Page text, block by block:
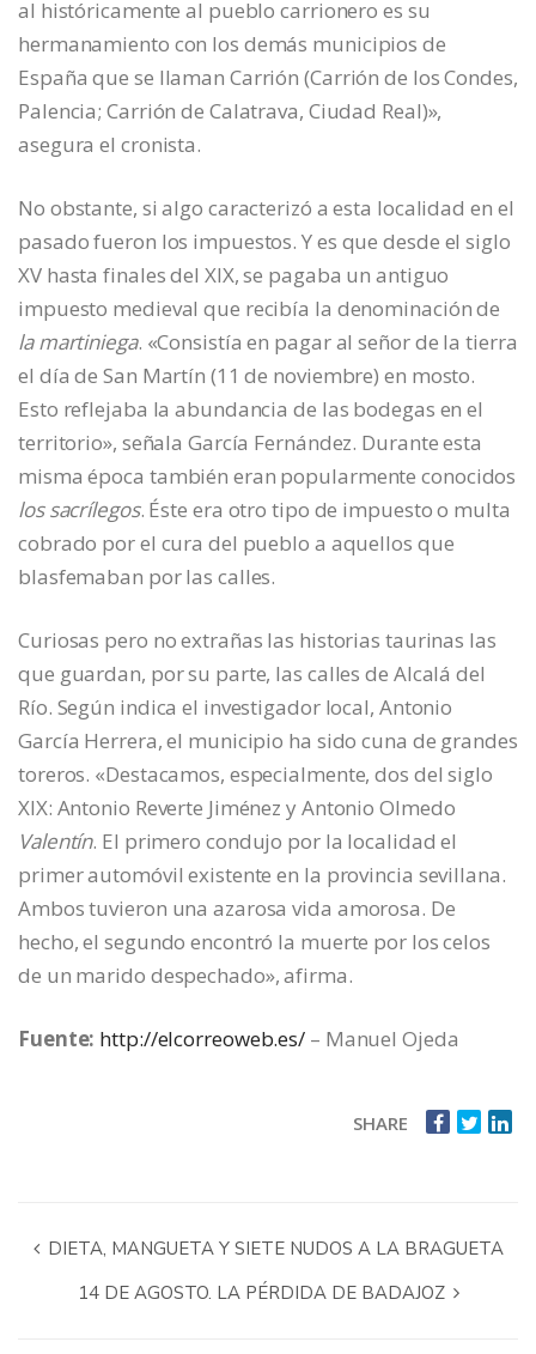
al históricamente al pueblo carrionero es su
hermanamiento con los demás municipios de
España que se llaman Carrión (Carrión de los Condes,
Palencia; Carrión de Calatrava, Ciudad Real)»,
asegura el cronista.
No obstante, si algo caracterizó a esta localidad en el
pasado fueron los impuestos. Y es que desde el siglo
XV hasta finales del XIX, se pagaba un antiguo
impuesto medieval que recibía la denominación de
la martiniega. «Consistía en pagar al señor de la tierra
el día de San Martín (11 de noviembre) en mosto.
Esto reflejaba la abundancia de las bodegas en el
territorio», señala García Fernández. Durante esta
misma época también eran popularmente conocidos
los sacrílegos. Éste era otro tipo de impuesto o multa
cobrado por el cura del pueblo a aquellos que
blasfemaban por las calles.
Curiosas pero no extrañas las historias taurinas las
que guardan, por su parte, las calles de Alcalá del
Río. Según indica el investigador local, Antonio
García Herrera, el municipio ha sido cuna de grandes
toreros. «Destacamos, especialmente, dos del siglo
XIX: Antonio Reverte Jiménez y Antonio Olmedo
Valentín. El primero condujo por la localidad el
primer automóvil existente en la provincia sevillana.
Ambos tuvieron una azarosa vida amorosa. De
hecho, el segundo encontró la muerte por los celos
de un marido despechado», afirma.
Fuente: http://elcorreoweb.es/ – Manuel Ojeda
SHARE
DIETA, MANGUETA Y SIETE NUDOS A LA BRAGUETA
14 DE AGOSTO. LA PÉRDIDA DE BADAJOZ